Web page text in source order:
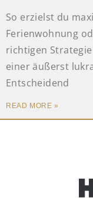
So erzielst du
Ferienwohnung
richtigen
einer äußerst
Entscheidend
READ MORE »